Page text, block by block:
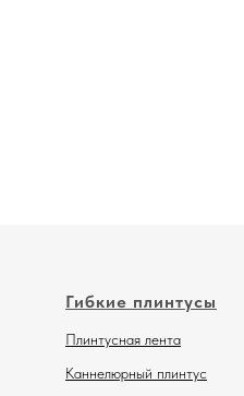
Гибкие плинтусы
Плинтусная лента
Каннелюрный плинтус